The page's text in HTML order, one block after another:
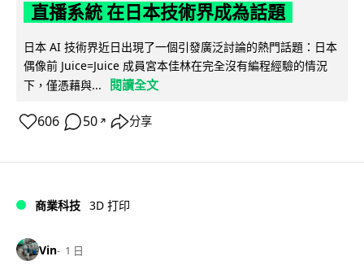
直播系統 在日本技術界成為話題
日本 AI 技術界近日出現了一個引發廣泛討論的熱門話題：日本
偶像前 Juice=Juice 成員宮本佳林在完全沒有編程經驗的情況
下，僅憑藉與...
閱讀全文
606 50 ↗ 分享
商業科技 3D 打印
Vin 1 日